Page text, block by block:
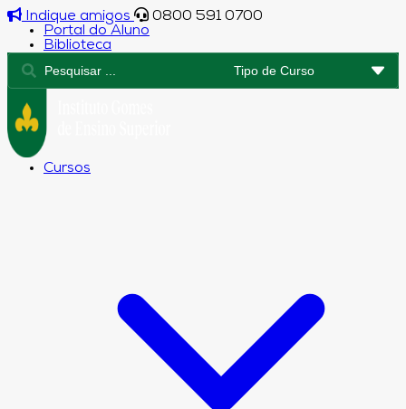
Indique amigos
0800 591 0700
Portal do Aluno
Biblioteca
Cursos